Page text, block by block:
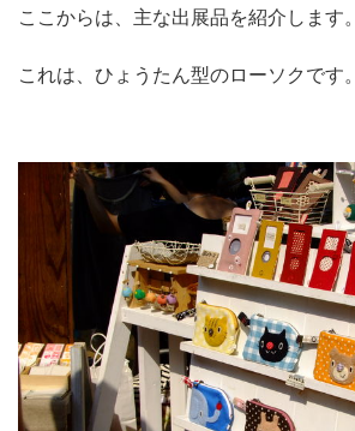
ここからは、主な出展品を紹介します。
これは、ひょうたん型のローソクです。